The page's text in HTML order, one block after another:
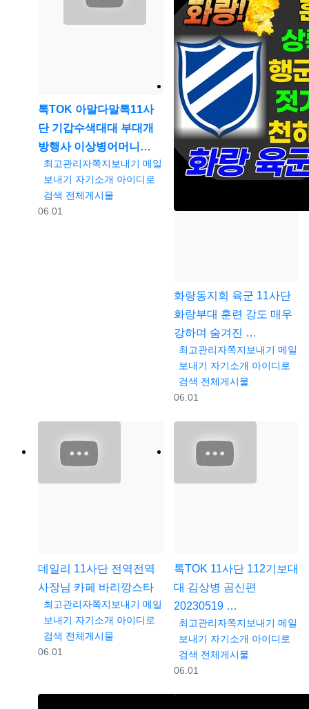
톡TOK 아말다말톡11사
단 기갑수색대대 부대개
방행사 이상병어머니…
등록자
최고관리자쪽지보내기 메일
보내기 자기소개 아이디로
검색 전체게시물
등록일
06.01
화랑동지회 육군 11사단
화랑부대 훈련 강도 매우
강하며 숨겨진 …
등록자
최고관리자쪽지보내기 메일
보내기 자기소개 아이디로
검색 전체게시물
등록일
06.01
데일리 11사단 전역전역
사장님 카페 바리깡스타
등록자
최고관리자쪽지보내기 메일
보내기 자기소개 아이디로
검색 전체게시물
등록일
06.01
톡TOK 11사단 112기보대
대 김상병 곰신편
20230519 …
등록자
최고관리자쪽지보내기 메일
보내기 자기소개 아이디로
검색 전체게시물
등록일
06.01